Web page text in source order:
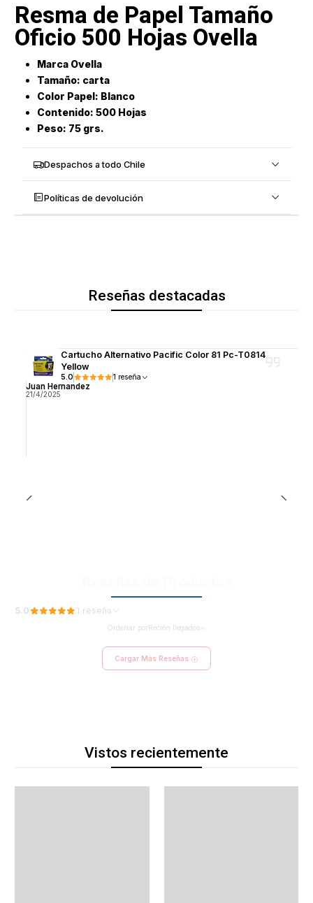
Resma de Papel Tamaño
Oficio 500 Hojas Ovella
Marca Ovella
Tamaño: carta
Color Papel: Blanco
Contenido: 500 Hojas
Peso: 75 grs.
Despachos a todo Chile
Políticas de devolución
Reseñas destacadas
Cartucho Alternativo Pacific Color 81 Pc-T0814
Yellow
5.0 1 reseña
Juan Hernandez
21/4/2025
5.0 1 reseña
Ordenar porRecién llegados
Cargar Más Reseñas
Vistos recientemente